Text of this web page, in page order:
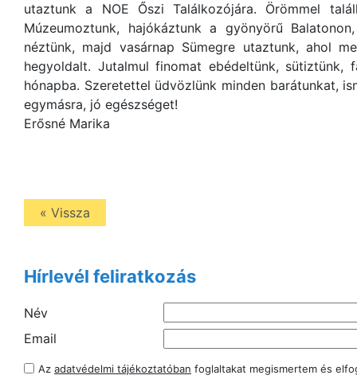
utaztunk a NOE Őszi Találkozójára. Örömmel
Múzeumoztunk, hajókáztunk a gyönyörű
néztünk, majd vasárnap Sümegre utaztunk, ahol
hegyoldalt. Jutalmul finomat ebédeltünk,
hónapba. Szeretettel üdvözlünk minden barátunkat,
egymásra, jó egészséget!
Erősné Marika
« Vissza
Hírlevél feliratkozás
Név
Email
Az adatvédelmi tájékoztatóban foglaltakat megismertem és